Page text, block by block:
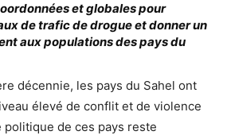
et globales pour
de trafic de drogue et donner un
aux populations des pays du
décennie, les pays du Sahel ont
élevé de conflit et de violence
politique de ces pays reste